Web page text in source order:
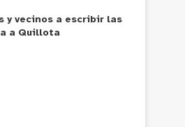
y vecinos a escribir las
a Quillota